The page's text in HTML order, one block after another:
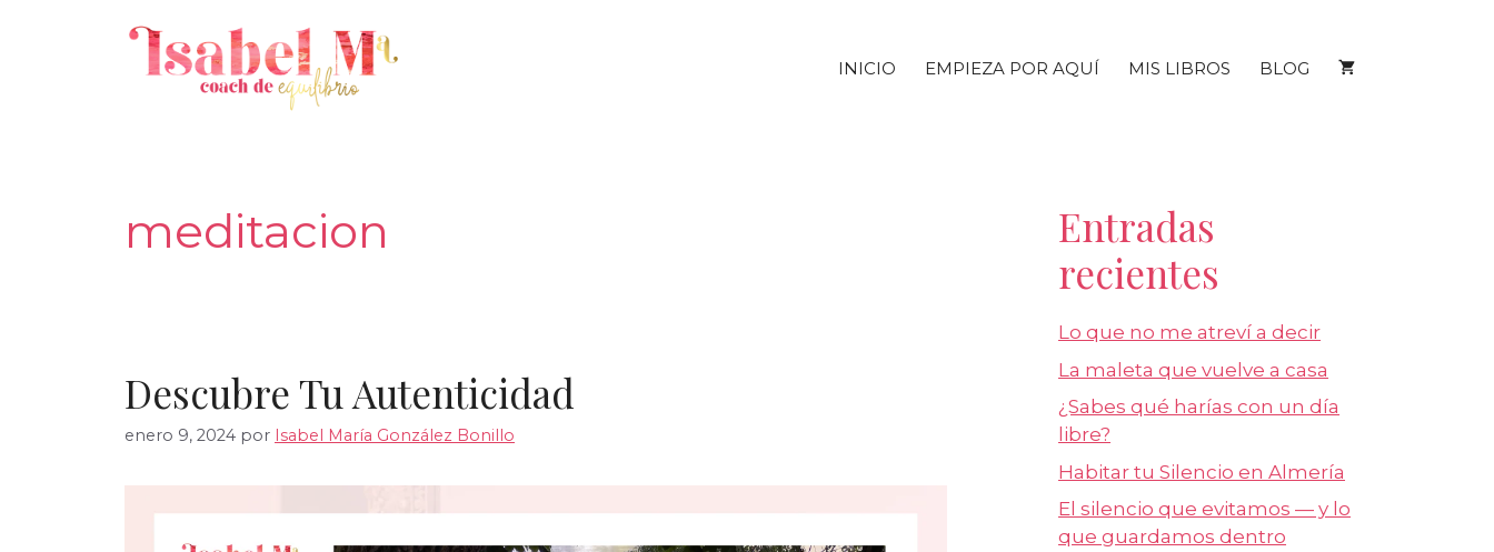
INICIO EMPIEZA POR AQUÍ MIS LIBROS BLOG
meditacion
Descubre Tu Autenticidad
enero 9, 2024 por Isabel María González Bonillo
Entradas
recientes
Lo que no me atreví a decir
La maleta que vuelve a casa
¿Sabes qué harías con un día
libre?
Habitar tu Silencio en Almería
El silencio que evitamos — y lo
que guardamos dentro